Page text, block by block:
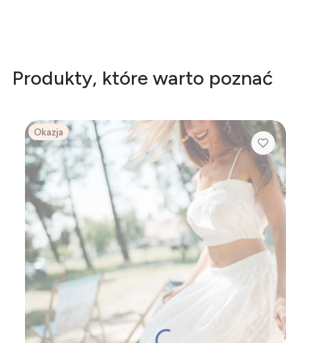
Produkty, które warto poznać
Okazja